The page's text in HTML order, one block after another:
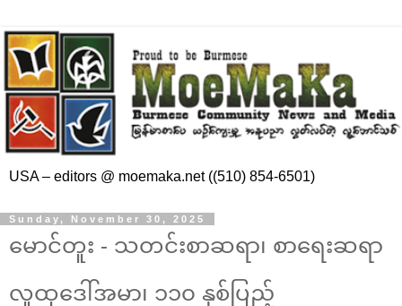
USA – editors @ moemaka.net ((510) 854-6501)
Sunday, November 30, 2025
မောင်တူး - သတင်းစာဆရာ၊ စာရေးဆရာ
လူထုဒေါ်အမာ၊ ၁၁၀ နှစ်ပြည့်